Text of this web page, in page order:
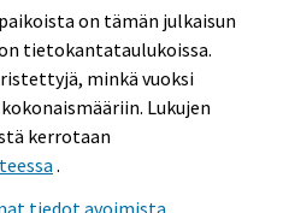
on tämän julkaisun
tietokantataulukoissa.
minkä vuoksi
Lukujen
kerrotaan
.